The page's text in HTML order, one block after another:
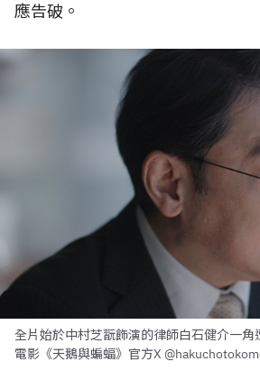
應告破。
全片始於中村芝翫飾演的律師白石健介一角
電影《天鵝與蝙蝠》官方X